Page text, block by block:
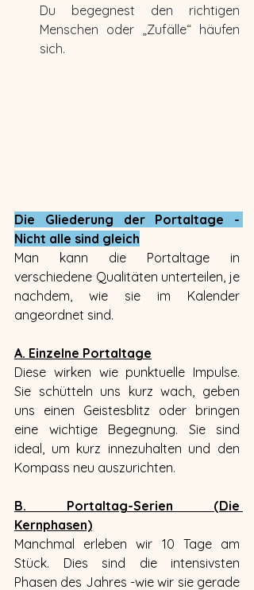
Du begegnest den richtigen
Menschen oder „Zufälle“ häufen
sich.
Die Gliederung der Portaltage -
Nicht alle sind gleich
Man kann die Portaltage in
verschiedene Qualitäten unterteilen, je
nachdem, wie sie im Kalender
angeordnet sind.
A. Einzelne Portaltage
Diese wirken wie punktuelle Impulse.
Sie schütteln uns kurz wach, geben
uns einen Geistesblitz oder bringen
eine wichtige Begegnung. Sie sind
ideal, um kurz innezuhalten und den
Kompass neu auszurichten.
B. Portaltag-Serien (Die
Kernphasen)
Manchmal erleben wir 10 Tage am
Stück. Dies sind die intensivsten
Phasen des Jahres -wie wir sie gerade